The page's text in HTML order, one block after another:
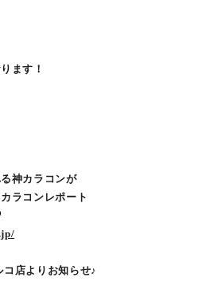
ます！
神カラコンが
ラコンレポート
店よりお知らせ♪